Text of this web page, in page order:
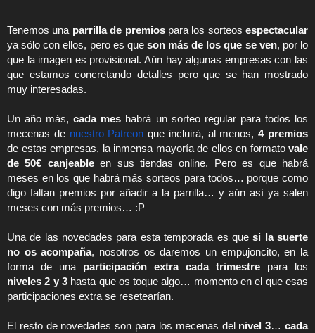
Tenemos una parrilla de premios para los sorteos espectacular
ya sólo con ellos, pero es que son más de los que se ven, por lo
que la imagen es provisional. Aún hay algunas empresas con las
que estamos concretando detalles pero que se han mostrado
muy interesadas.
Un año más, cada mes habrá un sorteo regular para todos los
mecenas de nuestro Patreon que incluirá, al menos, 4 premios
de estas empresas, la inmensa mayoría de ellos en formato vale
de 50€ canjeable en sus tiendas online. Pero es que habrá
meses en los que habrá más sorteos para todos… porque como
digo faltan premios por añadir a la parrilla… y aún así ya salen
meses con más premios… :P
Una de las novedades para esta temporada es que si la suerte
no os acompaña, nosotros os daremos un empujoncito, en la
forma de una participación extra cada trimestre
niveles 2 y 3 hasta que os toque algo… momento en el que esas
participaciones extra se resetearían.
El resto de novedades son para los mecenas del nivel 3… cada